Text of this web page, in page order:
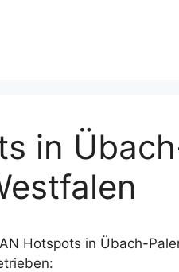
in
Hotspots in Übach-